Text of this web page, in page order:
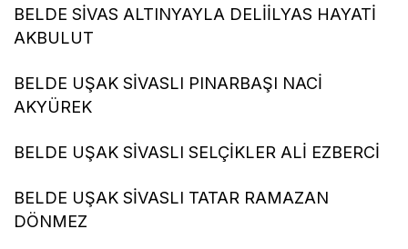
BELDE SİVAS ALTINYAYLA DELİİLYAS HAYATİ
AKBULUT
BELDE UŞAK SİVASLI PINARBAŞI NACİ
AKYÜREK
BELDE UŞAK SİVASLI SELÇİKLER ALİ EZBERCİ
BELDE UŞAK SİVASLI TATAR RAMAZAN
DÖNMEZ